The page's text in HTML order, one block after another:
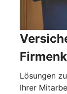
Lösungen
Ihrer